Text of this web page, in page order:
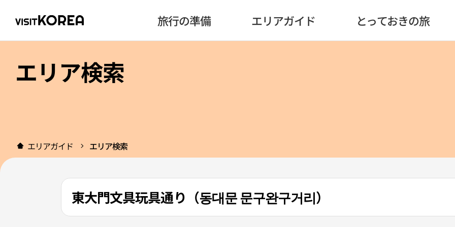
旅行の準備 エリアガイド とっておきの旅
エリア検索
エリアガイド エリア検索
東大門文具玩具通り（동대문 문구완구거리）